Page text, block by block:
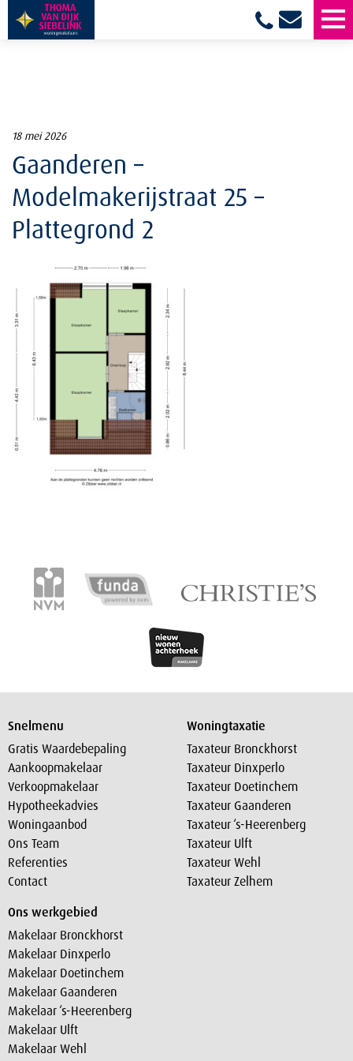
18 mei 2026
Gaanderen –
Modelmakerijstraat 25 –
Plattegrond 2
Snelmenu
Gratis Waardebepaling
Aankoopmakelaar
Verkoopmakelaar
Hypotheekadvies
Woningaanbod
Ons Team
Referenties
Contact
Woningtaxatie
Taxateur Bronckhorst
Taxateur Dinxperlo
Taxateur Doetinchem
Taxateur Gaanderen
Taxateur ‘s-Heerenberg
Taxateur Ulft
Taxateur Wehl
Taxateur Zelhem
Ons werkgebied
Makelaar Bronckhorst
Makelaar Dinxperlo
Makelaar Doetinchem
Makelaar Gaanderen
Makelaar ‘s-Heerenberg
Makelaar Ulft
Makelaar Wehl